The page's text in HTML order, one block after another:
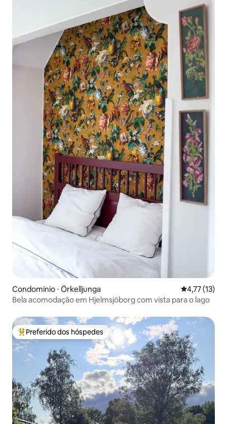
Condomínio ⋅ Örkelljunga 4,77 de uma
4,77 (13)
Bela acomodação em Hjelmsjöborg com vista para o lago
Entre os melhores preferidos dos hóspedes
Preferido dos hóspedes